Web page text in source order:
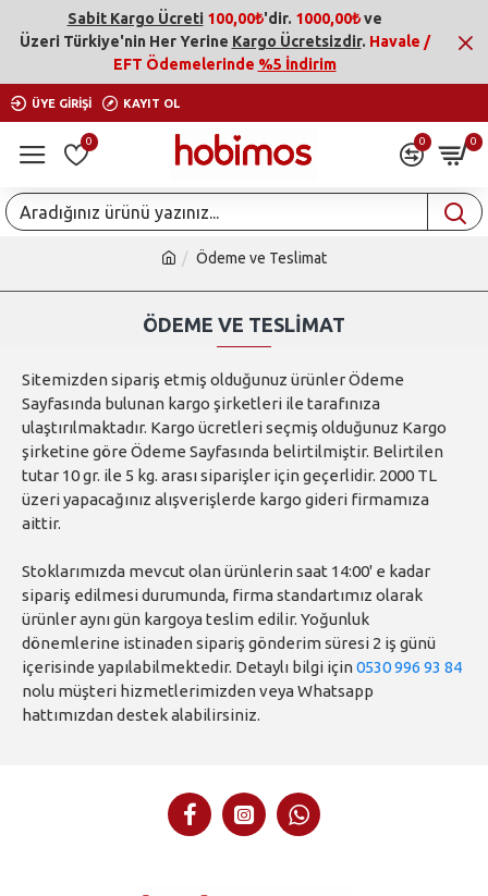
Sabit Kargo Ücreti 100,00₺'dir. 1000,00₺ve
Üzeri Türkiye'nin Her Yerine Kargo Ücretsizdir. Havale /
EFT Ödemelerinde %5 İndirim
ÜYE GIRIŞI KAYIT OL
0 0 0
Ödeme ve Teslimat
ÖDEME VE TESLIMAT
Sitemizden sipariş etmiş olduğunuz ürünler Ödeme
Sayfasında bulunan kargo şirketleri ile tarafınıza
ulaştırılmaktadır. Kargo ücretleri seçmiş olduğunuz Kargo
şirketine göre Ödeme Sayfasında belirtilmiştir. Belirtilen
tutar 10 gr. ile 5 kg. arası siparişler için geçerlidir. 2000 TL
üzeri yapacağınız alışverişlerde kargo gideri firmamıza
aittir.
Stoklarımızda mevcut olan ürünlerin saat 14:00' e kadar
sipariş edilmesi durumunda, firma standartımız olarak
ürünler aynı gün kargoya teslim edilir. Yoğunluk
dönemlerine istinaden sipariş gönderim süresi 2 iş günü
içerisinde yapılabilmektedir. Detaylı bilgi için0530 996 93 84
nolu müşteri hizmetlerimizden veya Whatsapp
hattımızdan destek alabilirsiniz.